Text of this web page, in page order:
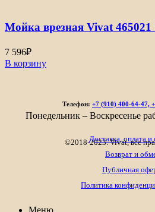
Мойка врезная Vivat
7 596₽
В корзину
Телефон: +7 (910) 400-64-47,
Понедельник – Воскресенье
©2018-2023. Vivat, все
Доставка, оплата и
Возврат и
Публичная
Политика
Меню